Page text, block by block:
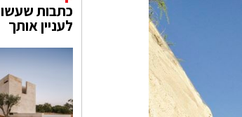
כתבות
לעניין אותך